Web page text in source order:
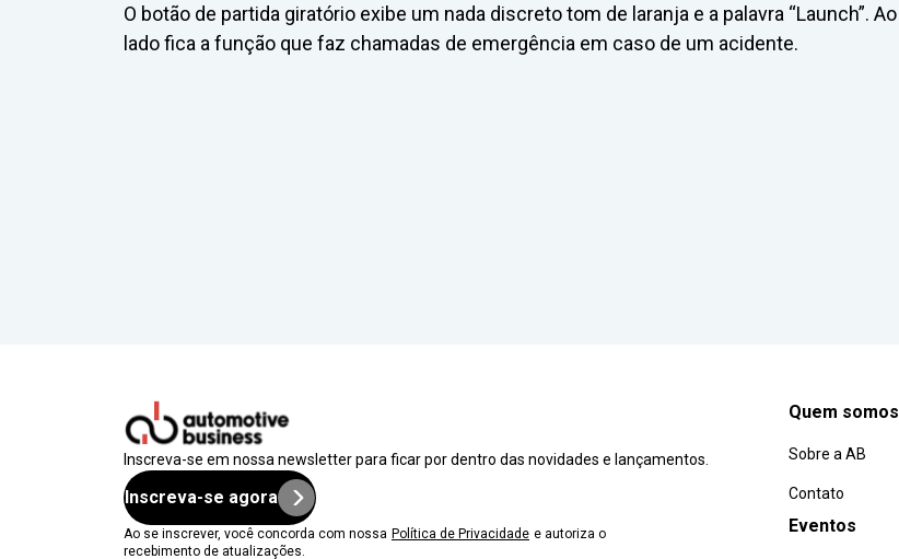
O botão de partida giratório exibe um nada discreto tom de laranja e a palavra “Launch”. Ao
lado fica a função que faz chamadas de emergência em caso de um acidente.
Inscreva-se em nossa newsletter para ficar por dentro das novidades e lançamentos.
Inscreva-se agora
Ao se inscrever, você concorda com nossa Política de Privacidade e autoriza o
recebimento de atualizações.
Quem somos
Sobre a AB
Contato
Eventos